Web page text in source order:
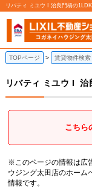
リバティ ミユウ I 治良門橋の
TOPページ 賃貸物件検索
リバティ ミユウ I 治
こちら
※このページの情報は広
ウジング太田店のホーム
情報です。